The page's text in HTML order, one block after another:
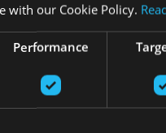
with our Cookie Policy.
Performance